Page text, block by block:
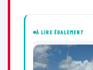
À LIRE ÉGALEMENT